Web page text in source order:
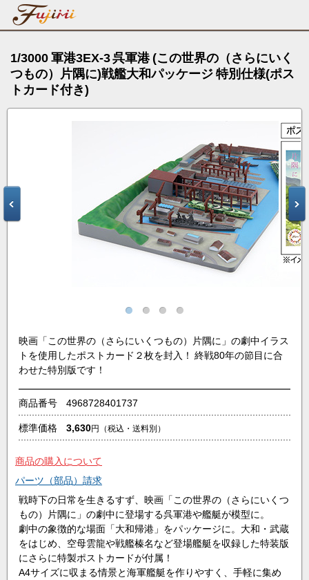
1/3000 軍港3EX-3 呉軍港 (この世界の（さらにいく
つもの）片隅に)戦艦大和パッケージ 特別仕様(ポス
トカード付き)
映画「この世界の（さらにいくつもの）片隅に」の劇中イラス
トを使用したポストカード２枚を封入！ 終戦80年の節目に合
わせた特別版です！
商品番号 4968728401737
標準価格 3,630円 （税込・送料別）
商品の購入について
パーツ（部品）請求
戦時下の日常を生きるすず、映画「この世界の（さらにいくつ
もの）片隅に」の劇中に登場する呉軍港や艦艇が模型に。
劇中の象徴的な場面「大和帰港」をパッケージに。大和・武蔵
をはじめ、空母雲龍や戦艦榛名など登場艦艇を収録した特装版
にさらに特製ポストカードが付属！
A4サイズに収まる情景と海軍艦艇を作りやすく、手軽に集め